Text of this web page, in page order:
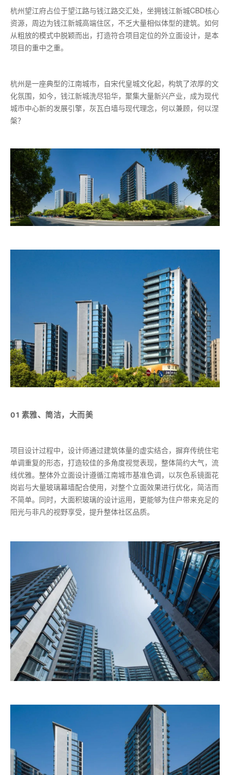
杭州望江府占位于望江路与钱江路交汇处，坐拥钱江新城CBD核心
资源，周边为钱江新城高端住区，不乏大量相似体型的建筑。如何
从粗放的模式中脱颖而出，打造符合项目定位的外立面设计，是本
项目的重中之重。
杭州是一座典型的江南城市，自宋代皇城文化起，构筑了浓厚的文
化氛围，如今，钱江新城洗尽铅华，聚集大量新兴产业，成为现代
城市中心新的发展引擎，灰瓦白墙与现代理念，何以兼顾，何以涅
槃？
01 素雅、简洁，大而美
项目设计过程中，设计师通过建筑体量的虚实结合，摒弃传统住宅
单调重复的形态，打造较佳的多角度视觉表现，整体简约大气，流
线优雅。整体外立面设计遵循江南城市基准色调，以灰色系镜面花
岗岩与大量玻璃幕墙配合使用，对整个立面效果进行优化，简洁而
不简单。同时，大面积玻璃的设计运用，更能够为住户带来充足的
阳光与非凡的视野享受，提升整体社区品质。